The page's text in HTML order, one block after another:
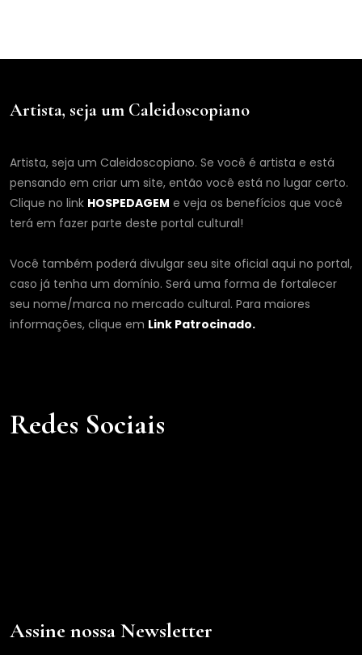
Artista, seja um Caleidoscopiano
Artista, seja um Caleidoscopiano. Se você é artista e está
pensando em criar um site, então você está no lugar certo.
Clique no link HOSPEDAGEM e veja os benefícios que você
terá em fazer parte deste portal cultural!
Você também poderá divulgar seu site oficial aqui no portal,
caso já tenha um domínio. Será uma forma de fortalecer
seu nome/marca no mercado cultural. Para maiores
informações, clique em Link Patrocinado.
Redes Sociais
Assine nossa Newsletter